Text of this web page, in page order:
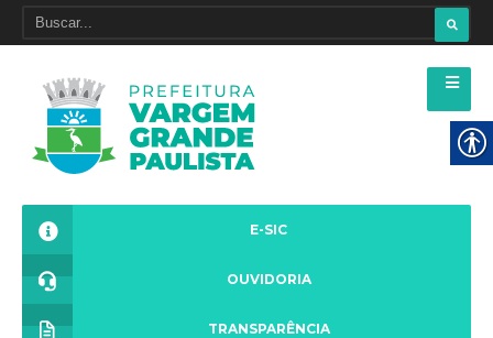
E-SIC
OUVIDORIA
TRANSPARÊNCIA